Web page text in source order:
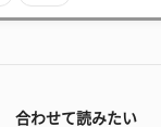
合わせて読みたい